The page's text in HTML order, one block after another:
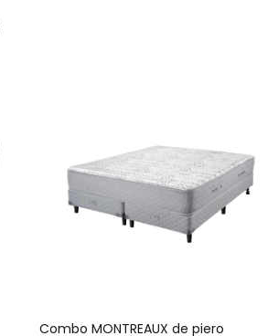
Combo MONTREAUX de piero